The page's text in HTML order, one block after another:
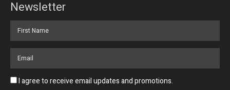
Newsletter
I agree to receive email updates and promotions.